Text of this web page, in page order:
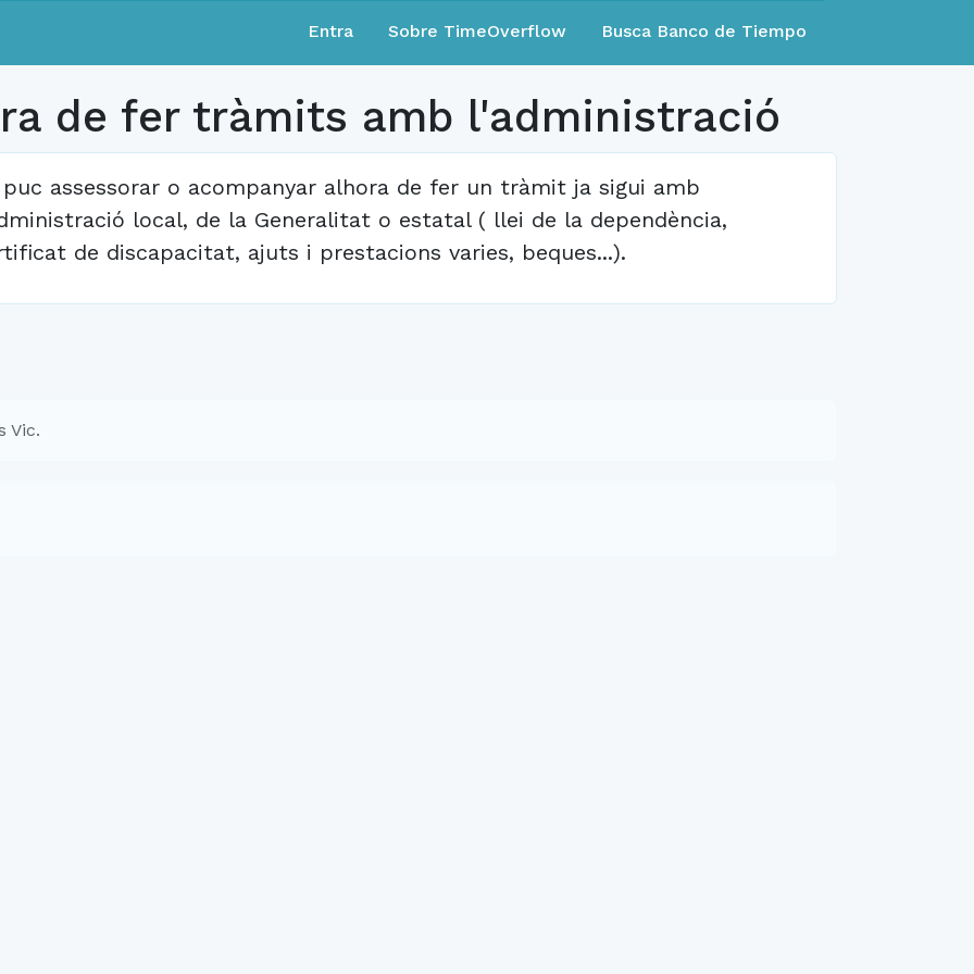
Entra Sobre TimeOverflow Busca Banco de Tiempo
de fer tràmits amb l'administració
assessorar o acompanyar alhora de fer un tràmit ja sigui amb
local, de la Generalitat o estatal ( llei de la dependència,
de discapacitat, ajuts i prestacions varies, beques...).
Vic.